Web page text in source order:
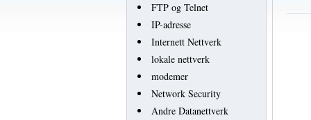
FTP og Telnet
IP-adresse
Internett Nettverk
lokale nettverk
modemer
Network Security
Andre Datanettverk